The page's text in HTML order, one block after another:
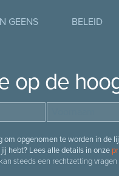
GEENS BELEID
op de
opgenomen te worden in
hebt? Lees alle details in onze
steeds een rechtzetting